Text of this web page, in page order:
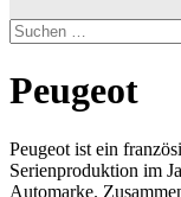
Suchen
nach:
Peugeot
Peugeot ist ein
Serienproduktion im
Automarke.